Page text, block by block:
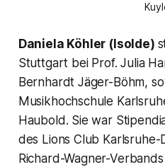
Daniela Köhler (Isolde)
Stuttgart bei Prof. Julia
Bernhardt Jäger-Böhm,
Musikhochschule
Haubold. Sie war
des Lions Club
Richard-Wagner-